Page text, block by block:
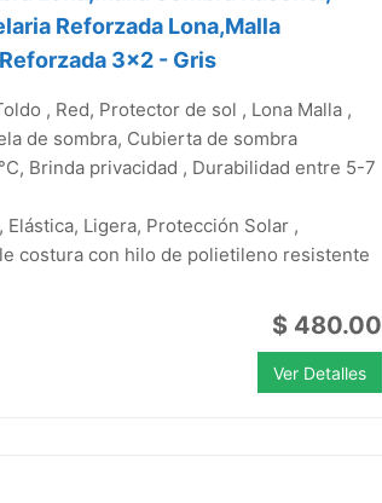
Reforzada Lona,Malla
3x2 - Gris
, Red, Protector de sol , Lona Malla ,
de sombra, Cubierta de sombra
Brinda privacidad , Durabilidad entre 5-7
Elástica, Ligera, Protección Solar ,
costura con hilo de polietileno resistente
$ 480.00
Ver Detalles